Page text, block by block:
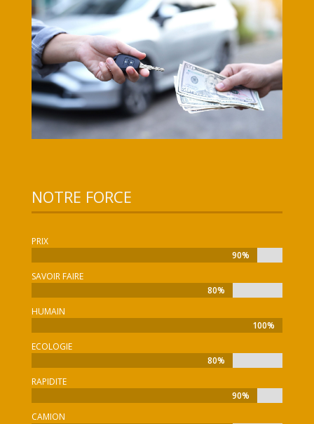
NOTRE FORCE
PRIX
90%
90%
SAVOIR FAIRE
80%
80%
HUMAIN
100%
100%
ECOLOGIE
80%
80%
RAPIDITE
90%
90%
CAMION